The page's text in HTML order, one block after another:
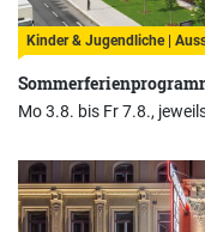
Kinder & Jugendliche |
Mo 3.8. bis Fr 7.8.,